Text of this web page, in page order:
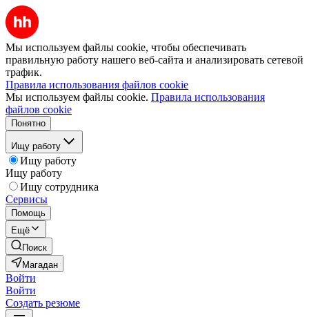
Мы используем файлы cookie, чтобы обеспечивать
правильную работу нашего веб-сайта и анализировать сетевой
трафик.
Правила использования файлов cookie
Мы используем файлы cookie. Правила использования
файлов cookie
Понятно
Ищу работу
Ищу работу
Ищу работу
Ищу сотрудника
Сервисы
Помощь
Ещё
Поиск
Магадан
Войти
Войти
Создать резюме